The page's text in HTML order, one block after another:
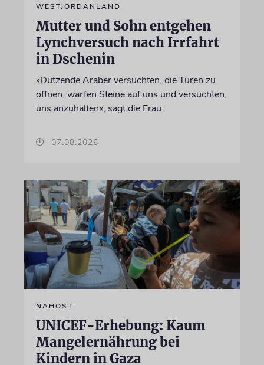
WESTJORDANLAND
Mutter und Sohn entgehen
Lynchversuch nach Irrfahrt
in Dschenin
»Dutzende Araber versuchten, die Türen zu
öffnen, warfen Steine auf uns und versuchten,
uns anzuhalten«, sagt die Frau
07.08.2026
NAHOST
UNICEF-Erhebung: Kaum
Mangelernährung bei
Kindern in Gaza